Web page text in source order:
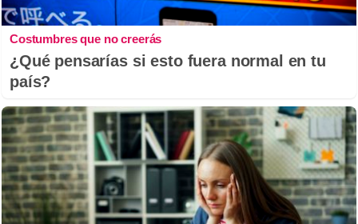
Costumbres que no creerás
¿Qué pensarías si esto fuera normal en tu
país?